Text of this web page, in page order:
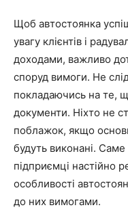
Щоб автостоянка
увагу клієнтів і
доходами, важливо
споруд вимоги. Не
покладаючись на те,
документи. Ніхто не
поблажок, якщо
будуть виконані. Саме
підприємці настійно
особливості
до них вимогами.